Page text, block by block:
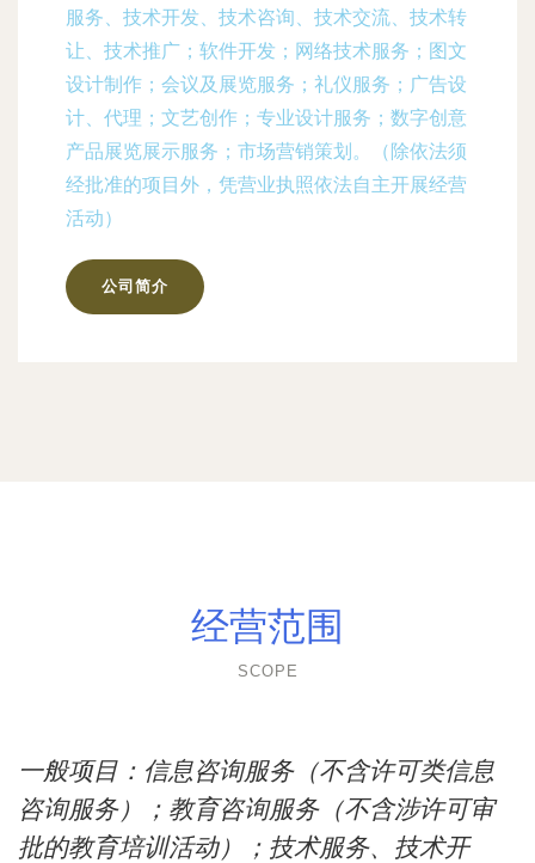
服务、技术开发、技术咨询、技术交流、技术转
让、技术推广；软件开发；网络技术服务；图文
设计制作；会议及展览服务；礼仪服务；广告设
计、代理；文艺创作；专业设计服务；数字创意
产品展览展示服务；市场营销策划。（除依法须
经批准的项目外，凭营业执照依法自主开展经营
活动）
公司简介
经营范围
SCOPE
一般项目：信息咨询服务（不含许可类信息
咨询服务）；教育咨询服务（不含涉许可审
批的教育培训活动）；技术服务、技术开